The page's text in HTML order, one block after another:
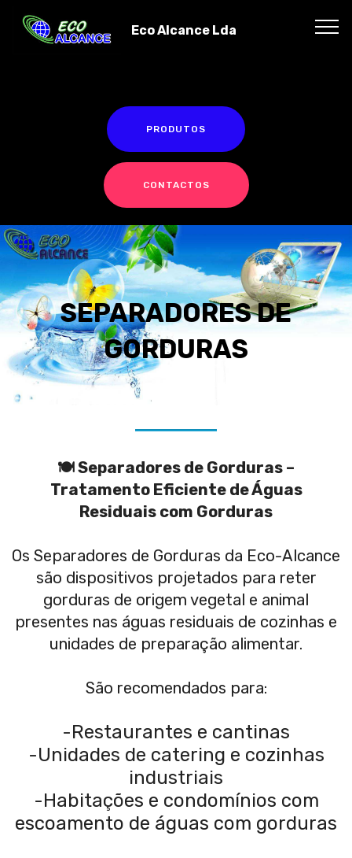
Eco Alcance Lda
PRODUTOS
CONTACTOS
SEPARADORES DE
GORDURAS
🍽️ Separadores de Gorduras –
Tratamento Eficiente de Águas
Residuais com Gorduras
Os Separadores de Gorduras da Eco-Alcance
são dispositivos projetados para reter
gorduras de origem vegetal e animal
presentes nas águas residuais de cozinhas e
unidades de preparação alimentar.
São recomendados para:
-Restaurantes e cantinas
-Unidades de catering e cozinhas
industriais
-Habitações e condomínios com
escoamento de águas com gorduras